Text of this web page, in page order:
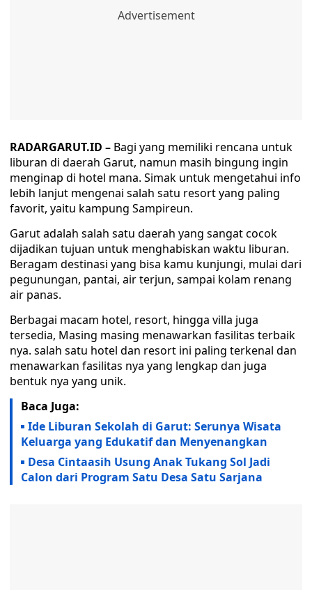
RADARGARUT.ID – Bagi yang memiliki rencana untuk
liburan di daerah Garut, namun masih bingung ingin
menginap di hotel mana. Simak untuk mengetahui info
lebih lanjut mengenai salah satu resort yang paling
favorit, yaitu kampung Sampireun.
Garut adalah salah satu daerah yang sangat cocok
dijadikan tujuan untuk menghabiskan waktu liburan.
Beragam destinasi yang bisa kamu kunjungi, mulai dari
pegunungan, pantai, air terjun, sampai kolam renang
air panas.
Berbagai macam hotel, resort, hingga villa juga
tersedia, Masing masing menawarkan fasilitas terbaik
nya. salah satu hotel dan resort ini paling terkenal dan
menawarkan fasilitas nya yang lengkap dan juga
bentuk nya yang unik.
Baca Juga:
Ide Liburan Sekolah di Garut: Serunya Wisata
Keluarga yang Edukatif dan Menyenangkan
Desa Cintaasih Usung Anak Tukang Sol Jadi
Calon dari Program Satu Desa Satu Sarjana